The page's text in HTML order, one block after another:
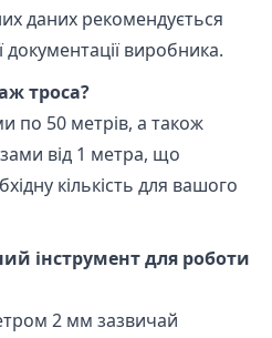
даних рекомендується
документації виробника.
троса?
по 50 метрів, а також
від 1 метра, що
кількість для вашого
інструмент для роботи
2 мм зазвичай